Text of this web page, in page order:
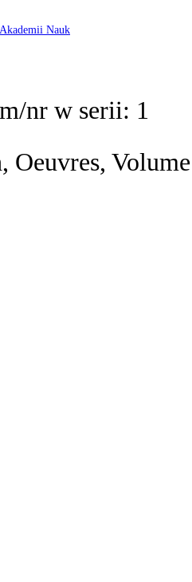
Nauk
nr w serii: 1
Oeuvres,